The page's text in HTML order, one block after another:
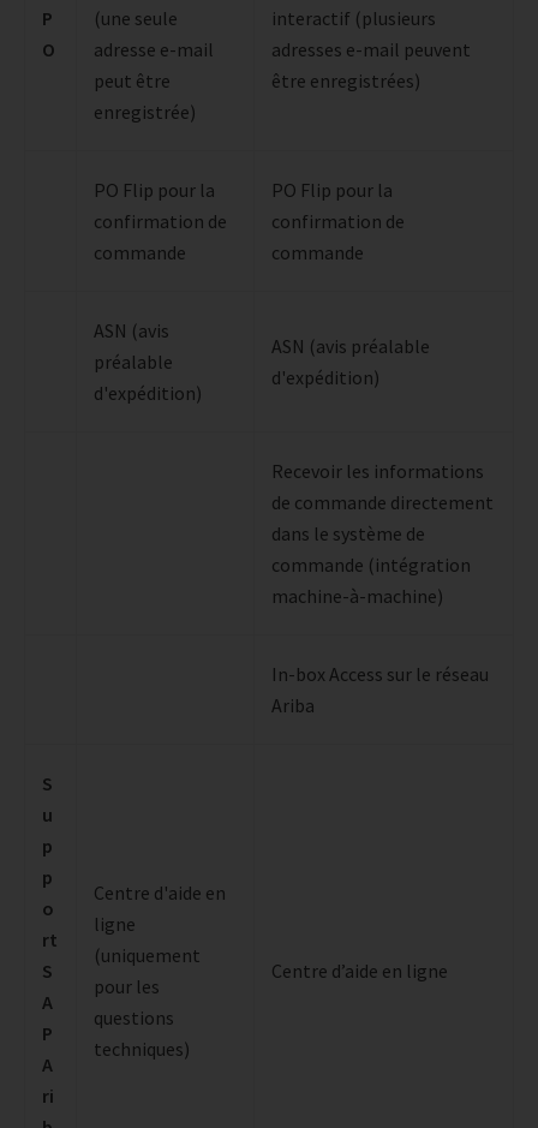
P
O
(une seule
adresse e-mail
peut être
enregistrée)
interactif (plusieurs
adresses e-mail peuvent
être enregistrées)
PO Flip pour la
confirmation de
commande
PO Flip pour la
confirmation de
commande
ASN (avis
préalable
d'expédition)
ASN (avis préalable
d'expédition)
Recevoir les informations
de commande directement
dans le système de
commande (intégration
machine-à-machine)
In-box Access sur le réseau
Ariba
S
u
p
p
o
rt
S
A
P
A
ri
Centre d'aide en
ligne
(uniquement
pour les
questions
techniques)
Centre d’aide en ligne